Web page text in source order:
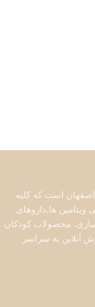
اصفهان است که کلیه
ویتامین ها,داروهای
محصولات کودکان
آنلاین به سراسر